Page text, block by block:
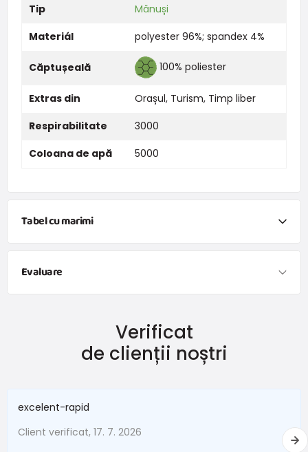
Tip
Mănuși
Materiál
polyester 96%; spandex 4%
Căptușeală 100% poliester
Extras din Orașul, Turism, Timp liber
Respirabilitate
3000
Coloana de apă
5000
Tabel cu marimi
(4-
ani)
(7-
ani)
(10-
ani)
Circumferința
palmei
Evaluare
Zuzana Mekiňová
Încercate doar o dată, încă este frig pentru ele. Dar arată
Verificat
de clienții noștri
excelent-rapid
Client verificat, 17. 7. 2026